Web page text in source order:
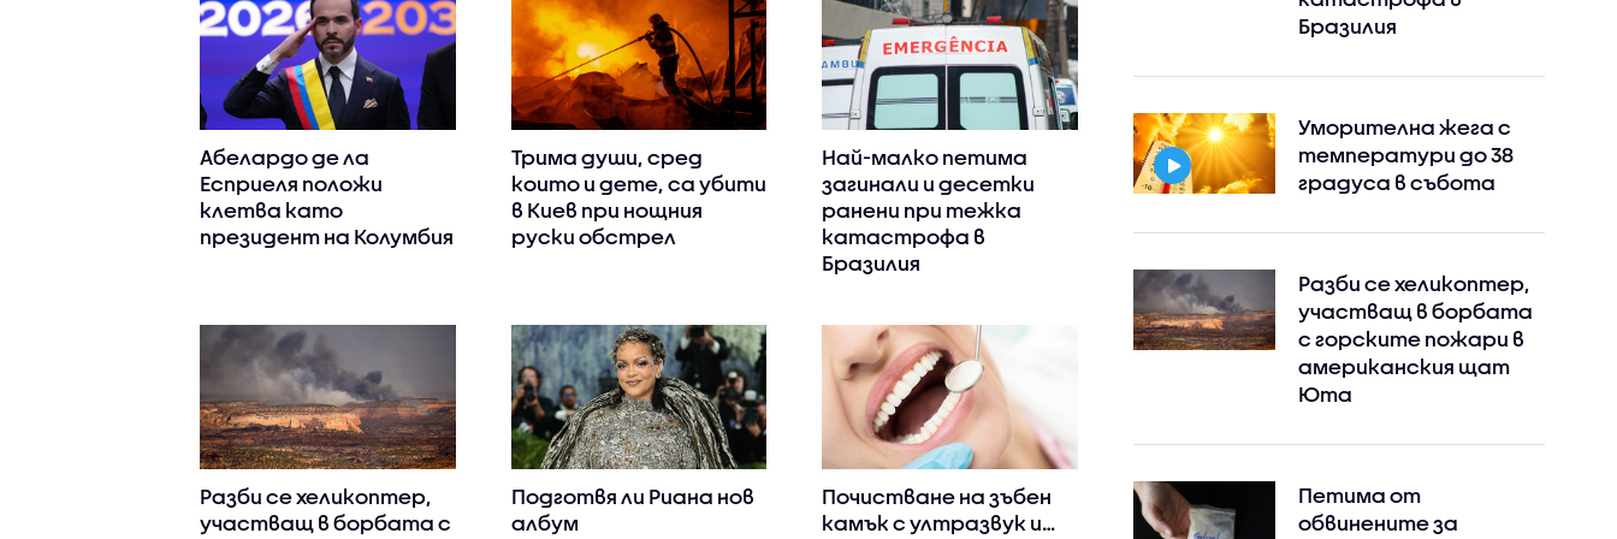
Абелардо де ла
Есприеля положи
клетва като
президент на Колумбия
Трима души, сред
които и дете, са убити
в Киев при нощния
руски обстрел
Най-малко петима
загинали и десетки
ранени при тежка
катастрофа в
Бразилия
Разби се хеликоптер,
участващ в борбата с
Подготвя ли Риана нов
албум
Почистване на зъбен
камък с ултразвук и
Бразилия
Уморителна жега с
температури до 38
градуса в събота
Разби се хеликоптер,
участващ в борбата
с горските пожари в
американския щат
Юта
Петима от
обвинените за